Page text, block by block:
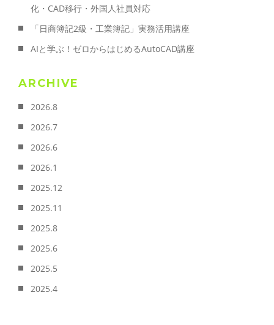
化・CAD移行・外国人社員対応
「日商簿記2級・工業簿記」実務活用講座
AIと学ぶ！ゼロからはじめるAutoCAD講座
ARCHIVE
2026.8
2026.7
2026.6
2026.1
2025.12
2025.11
2025.8
2025.6
2025.5
2025.4